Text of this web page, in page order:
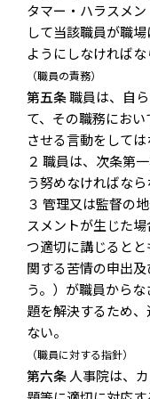
タマー・ハラスメ
して当該職員が職
ようにしなければな
（職員の責務）
第五条職員は、自
て、その職務にお
させる言動をしては
２ 職員は、次条第
う努めなければなら
３ 管理又は監督の
スメントが生じた
つ適切に講じると
関する苦情の申出
う。）が職員から
題を解決するため
ない。
（職員に対する指針）
第六条 人事院は、